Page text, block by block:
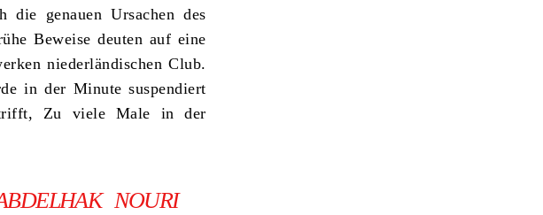
genauen Ursachen des
Beweise deuten auf eine
niederländischen Club.
in der Minute suspendiert
Zu viele Male in der
NOURI